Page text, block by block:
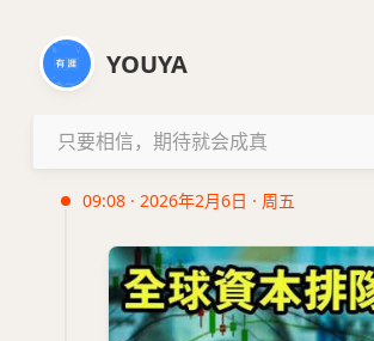
YOUYA
只要相信，期待就会成真
09:08 · 2026年2月6日 · 周五